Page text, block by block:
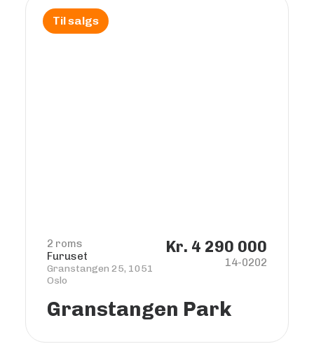
Til salgs
2 roms
Furuset
Granstangen 25, 1051
Oslo
Kr. 4 290 000
14-0202
Granstangen Park